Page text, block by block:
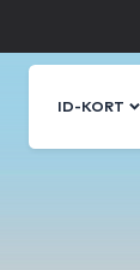
ID-KORT